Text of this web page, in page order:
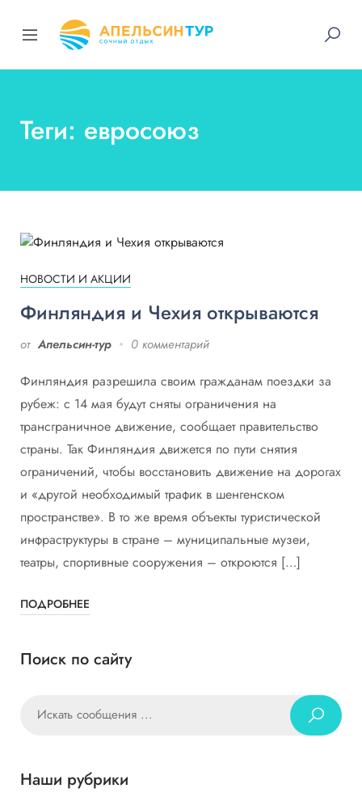
Теги: евросоюз
НОВОСТИ И АКЦИИ
Финляндия и Чехия открываются
от Апельсин-тур 0 комментарий
Финляндия разрешила своим гражданам поездки за
рубеж: с 14 мая будут сняты ограничения на
трансграничное движение, сообщает правительство
страны. Так Финляндия движется по пути снятия
ограничений, чтобы восстановить движение на дорогах
и «другой необходимый трафик в шенгенском
пространстве». В то же время объекты туристической
инфраструктуры в стране – муниципальные музеи,
театры, спортивные сооружения – откроются […]
ПОДРОБНЕЕ
Поиск по сайту
Наши рубрики